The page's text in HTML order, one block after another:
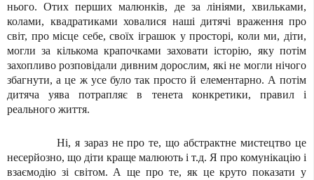
нього. Отих перших малюнків, де за лініями, хвильками,
колами, квадратиками ховалися наші дитячі враження про
світ, про місце себе, своїх іграшок у просторі, коли ми, діти,
могли за кількома крапочками заховати історію, яку потім
захопливо розповідали дивним дорослим, які не могли нічого
збагнути, а це ж усе було так просто й елементарно. А потім
дитяча уява потрапляє в тенета конкретики, правил і
реального життя.
Ні, я зараз не про те, що абстрактне мистецтво це
несерйозно, що діти краще малюють і т.д. Я про комунікацію і
взаємодію зі світом. А ще про те, як це круто показати у